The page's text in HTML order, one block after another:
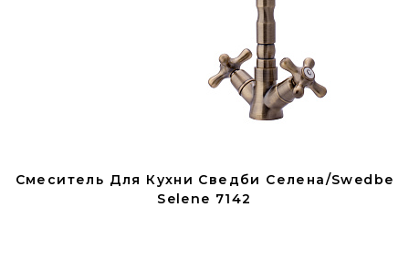
Смеситель Для Кухни Сведби Селена/Swedbe
Selene 7142